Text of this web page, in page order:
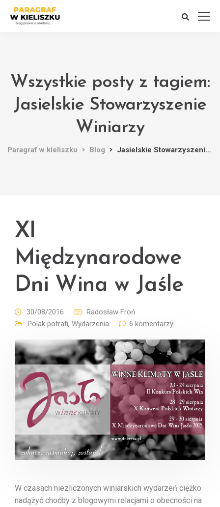
Wszystkie posty z tagiem:
Jasielskie Stowarzyszenie
Winiarzy
Paragraf w kieliszku Blog Jasielskie Stowarzyszenie Winiarzy
XI
Międzynarodowe
Dni Wina w Jaśle
30/08/2016
Radosław Froń
Polak potrafi, Wydarzenia 6 komentarzy
W czasach niezliczonych winiarskich wydarzeń ciężko
nadążyć choćby z blogowymi relacjami o obecności na